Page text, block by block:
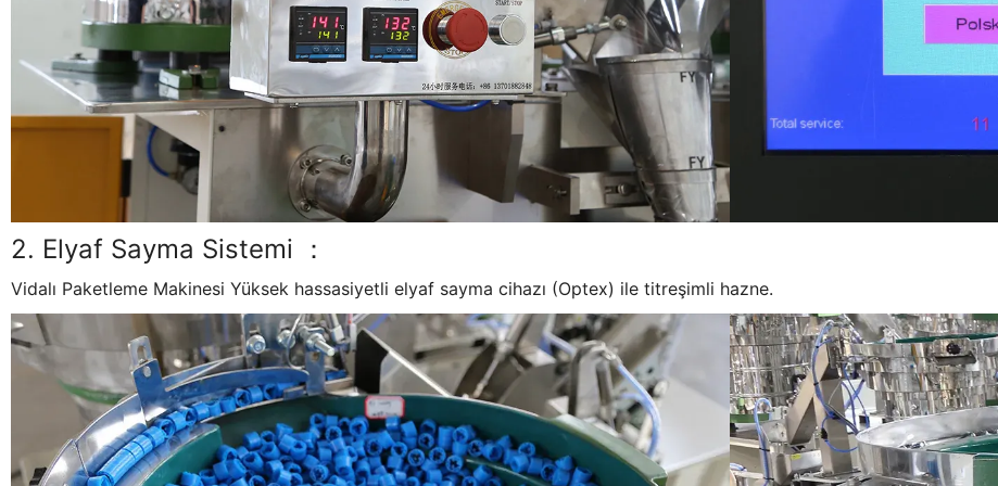
2. Elyaf Sayma Sistemi ：
Vidalı Paketleme Makinesi Yüksek hassasiyetli elyaf sayma cihazı (Optex) ile titreşimli hazne.